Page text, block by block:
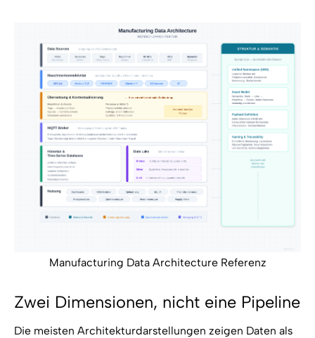
Manufacturing Data Architecture Referenz
Zwei Dimensionen, nicht eine Pipeline
Die meisten Architekturdarstellungen zeigen Daten als